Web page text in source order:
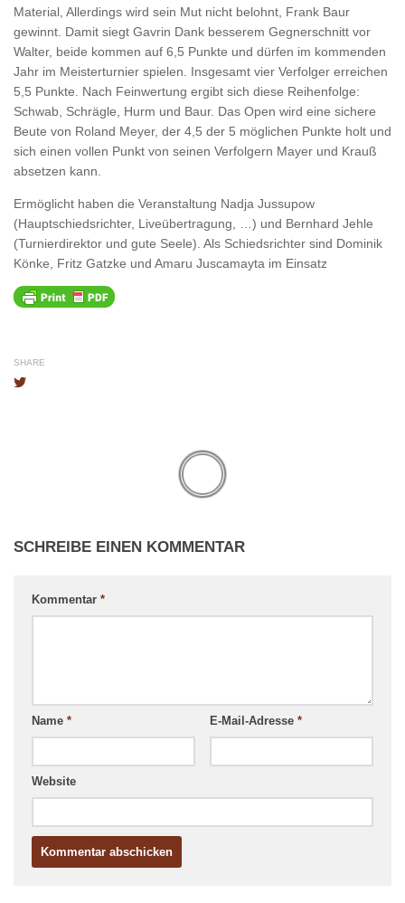
Material, Allerdings wird sein Mut nicht belohnt, Frank Baur
gewinnt. Damit siegt Gavrin Dank besserem Gegnerschnitt vor
Walter, beide kommen auf 6,5 Punkte und dürfen im kommenden
Jahr im Meisterturnier spielen. Insgesamt vier Verfolger erreichen
5,5 Punkte. Nach Feinwertung ergibt sich diese Reihenfolge:
Schwab, Schrägle, Hurm und Baur. Das Open wird eine sichere
Beute von Roland Meyer, der 4,5 der 5 möglichen Punkte holt und
sich einen vollen Punkt von seinen Verfolgern Mayer und Krauß
absetzen kann.
Ermöglicht haben die Veranstaltung Nadja Jussupow
(Hauptschiedsrichter, Liveübertragung, …) und Bernhard Jehle
(Turnierdirektor und gute Seele). Als Schiedsrichter sind Dominik
Könke, Fritz Gatzke und Amaru Juscamayta im Einsatz
SHARE
SCHREIBE EINEN KOMMENTAR
Kommentar *
Name * E-Mail-Adresse *
Website